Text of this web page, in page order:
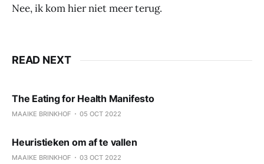
Nee, ik kom hier niet meer terug.
READ NEXT
The Eating for Health Manifesto
MAAIKE BRINKHOF 05 OCT 2022
Heuristieken om af te vallen
MAAIKE BRINKHOF 03 OCT 2022